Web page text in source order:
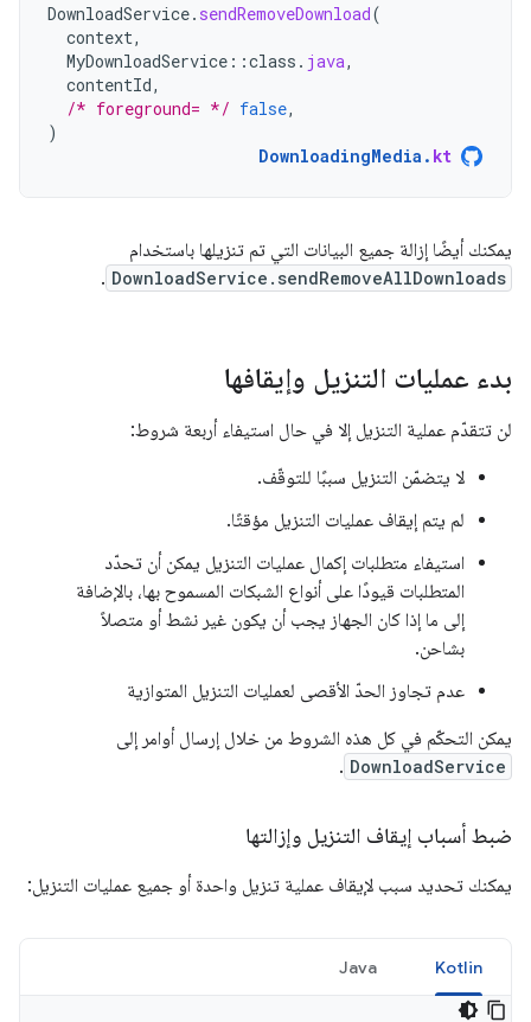
DownloadService. sendRemoveDownload(
context,
MyDownloadService ::class . java,
contentId,
/* foreground= */ false,
)
DownloadingMedia . kt
يمكنك أيضًا إزالة جميع البيانات التي تم تنزيلها باستخدام
DownloadService.sendRemoveAllDownloads
.
بدء عمليات التنزيل وإيقافها
لن تتقدّم عملية التنزيل إلا في حال استيفاء أربعة شروط:
لا يتضمّن التنزيل سببًا للتوقّف.
لم يتم إيقاف عمليات التنزيل مؤقتًا.
استيفاء متطلبات إكمال عمليات التنزيل يمكن أن تحدّد
المتطلبات قيودًا على أنواع الشبكات المسموح بها، بالإضافة
إلى ما إذا كان الجهاز يجب أن يكون غير نشط أو متصلاً
بشاحن.
عدم تجاوز الحدّ الأقصى لعمليات التنزيل المتوازية
يمكن التحكّم في كل هذه الشروط من خلال إرسال أوامر إلى
DownloadService
.
ضبط أسباب إيقاف التنزيل وإزالتها
يمكنك تحديد سبب لإيقاف عملية تنزيل واحدة أو جميع عمليات التنزيل:
Kotlin
Java